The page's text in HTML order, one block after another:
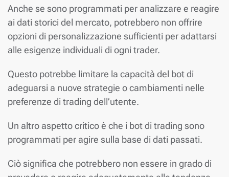
Anche se sono programmati per analizzare e reagire
ai dati storici del mercato, potrebbero non offrire
opzioni di personalizzazione sufficienti per adattarsi
alle esigenze individuali di ogni trader.
Questo potrebbe limitare la capacità del bot di
adeguarsi a nuove strategie o cambiamenti nelle
preferenze di trading dell’utente.
Un altro aspetto critico è che i bot di trading sono
programmati per agire sulla base di dati passati.
Ciò significa che potrebbero non essere in grado di